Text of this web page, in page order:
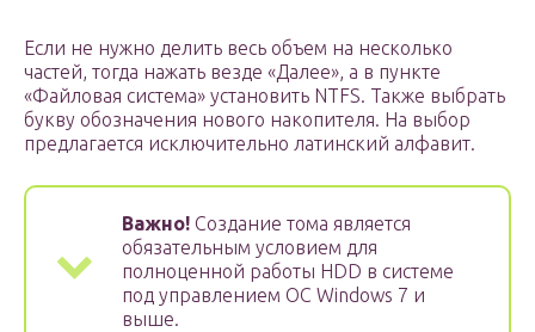
Если не нужно делить весь объем на несколько
частей, тогда нажать везде «Далее», а в пункте
«Файловая система» установить NTFS. Также выбрать
букву обозначения нового накопителя. На выбор
предлагается исключительно латинский алфавит.
Важно! Создание тома является
обязательным условием для
полноценной работы HDD в системе
под управлением ОС Windows 7 и
выше.